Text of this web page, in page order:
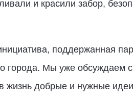
и красили забор,
поддержанная
города. Мы уже обсуждаем
добрые и нужные